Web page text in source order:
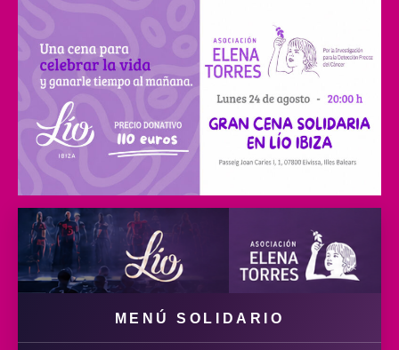
MENÚ SOLIDARIO